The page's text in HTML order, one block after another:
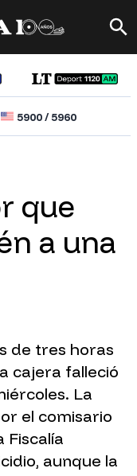
5900/5960
que
a una
de tres horas
cajera falleció
La
el comisario
Fiscalía
aunque la